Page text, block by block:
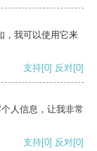
，我可以使用它来
支持[0] 反对[0]
人信息，让我非常
支持[0] 反对[0]